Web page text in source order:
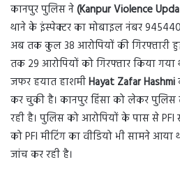
कानपुर पुलिस ने(Kanpur Violence
थाने के इंस्पेक्टर का मोबाइल नंबर
अब तक कुल 38 आरोपियों की गिरफ्तारी
तक 29 आरोपियों को गिरफ्तार किया गया
जफर हयात हाशमीHayat Zafar Hashmi
कर चुकी है। कानपुर हिंसा को लेकर पुलिस
रही है। पुलिस को आरोपियों के पास से PFI
को PFI मीटिंग का वीडियो भी सामने आया
जांच कर रही है।